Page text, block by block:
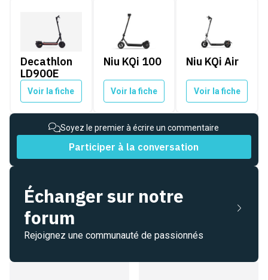
Decathlon LD900E
Decathlon
LD900E
Voir la fiche
Niu KQi 100
Niu KQi 100
Voir la fiche
Niu KQi Air
Niu KQi Air
Voir la fiche
Soyez le premier à écrire un commentaire
Participer à la conversation
Échanger sur notre
forum
Rejoignez une communauté de passionnés